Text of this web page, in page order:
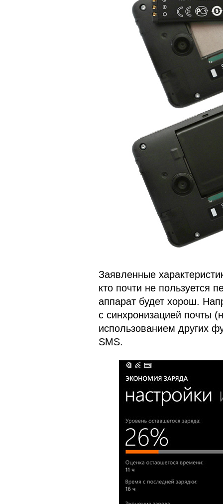
Заявленные
кто почти не пользуется
аппарат будет хорош.
с синхронизацией почты
использованием других
SMS.